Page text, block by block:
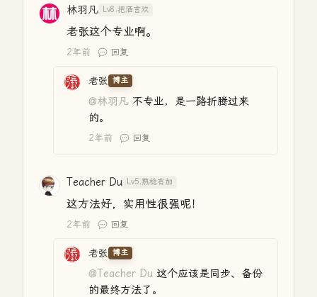
林羽凡 Lv8.把酒言欢
老张这个专业啊。
2年前 回复
老张 博主
@林羽凡 不专业，是一路折腾过来
的。
2年前 回复
Teacher Du Lv5.熟稔有加
这方法好，实用性很强呢！
2年前 回复
老张 博主
@Teacher Du 这个应该是同步、备份
的最终方法了。